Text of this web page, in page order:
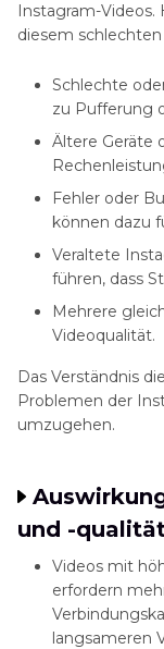
Instagram-Videos.
diesem
Schlechte
zu Pufferung
Ältere Geräte
Fehler oder
können dazu
Veraltete
führen, dass
Mehrere
Videoqualität.
Das Verständnis
Problemen der
umzugehen.
und -
Videos mit
erfordern
langsameren